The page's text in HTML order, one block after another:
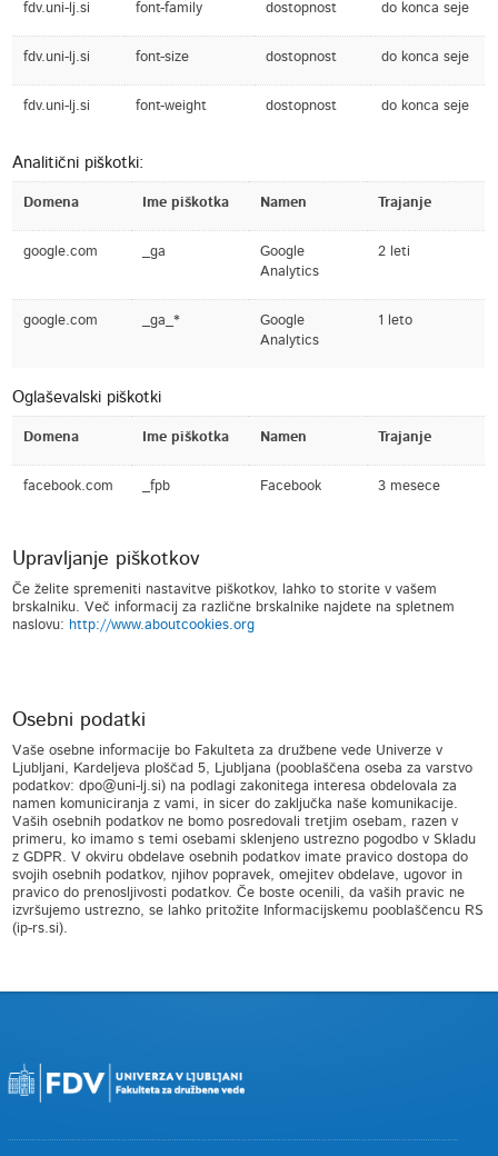
fdv.uni-lj.si font-family dostopnost do konca seje
fdv.uni-lj.si font-size dostopnost do konca seje
fdv.uni-lj.si font-weight dostopnost do konca seje
Analitični piškotki:
Domena Ime piškotka Namen Trajanje
google.com _ga
Google
Analytics
2 leti
google.com _ga_*
Google
Analytics
1 leto
Oglaševalski piškotki
Domena Ime piškotka Namen Trajanje
facebook.com _fpb Facebook 3 mesece
Upravljanje piškotkov
Če želite spremeniti nastavitve piškotkov, lahko to storite v vašem
brskalniku. Več informacij za različne brskalnike najdete na spletnem
naslovu: http://www.aboutcookies.org
Osebni podatki
Vaše osebne informacije bo Fakulteta za družbene vede Univerze v
Ljubljani, Kardeljeva ploščad 5, Ljubljana (pooblaščena oseba za varstvo
podatkov: dpo@uni-lj.si) na podlagi zakonitega interesa obdelovala za
namen komuniciranja z vami, in sicer do zaključka naše komunikacije.
Vaših osebnih podatkov ne bomo posredovali tretjim osebam, razen v
primeru, ko imamo s temi osebami sklenjeno ustrezno pogodbo v Skladu
z GDPR. V okviru obdelave osebnih podatkov imate pravico dostopa do
svojih osebnih podatkov, njihov popravek, omejitev obdelave, ugovor in
pravico do prenosljivosti podatkov. Če boste ocenili, da vaših pravic ne
izvršujemo ustrezno, se lahko pritožite Informacijskemu pooblaščencu RS
(ip-rs.si).